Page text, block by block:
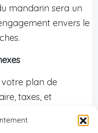
mandarin sera un
envers le
votre plan de
taxes, et
route pourrait être